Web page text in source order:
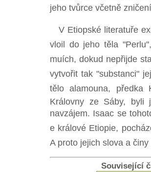
jeho tvůrce včetně
V Etiopské literatuře
vloil do jeho těla
muích, dokud nepřijde
vytvořit tak "substanci"
tělo alamouna,
Královny ze Sáby, byli
navzájem. Isaac se
e králové Etiopie,
A proto jejich slova a činy
Související